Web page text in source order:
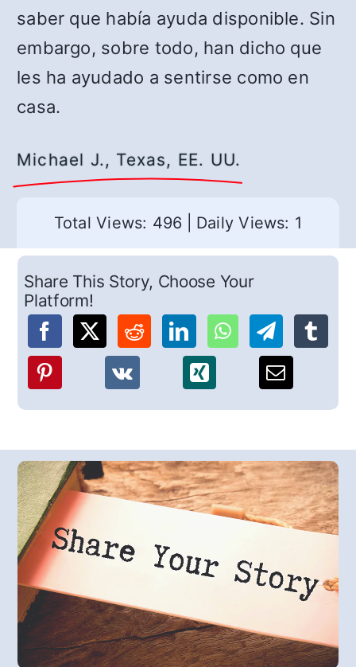
saber que había ayuda disponible. Sin
embargo, sobre todo, han dicho que
les ha ayudado a sentirse como en
casa.
Michael J., Texas, EE. UU.
Total Views: 496 Daily Views: 1
Share This Story, Choose Your
Platform!